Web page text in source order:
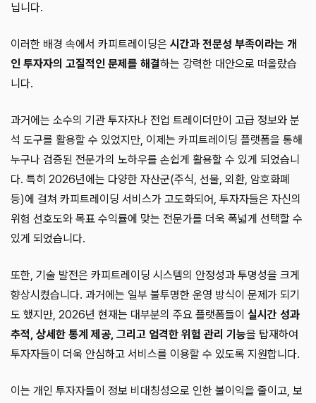
닙니다.
이러한 배경 속에서 카피트레이딩은 시간과 전문성 부족이라는 개
인 투자자의 고질적인 문제를 해결하는 강력한 대안으로 떠올랐습
니다.
과거에는 소수의 기관 투자자나 전업 트레이더만이 고급 정보와 분
석 도구를 활용할 수 있었지만, 이제는 카피트레이딩 플랫폼을 통해
누구나 검증된 전문가의 노하우를 손쉽게 활용할 수 있게 되었습니
다. 특히 2026년에는 다양한 자산군(주식, 선물, 외환, 암호화폐
등)에 걸쳐 카피트레이딩 서비스가 고도화되어, 투자자들은 자신의
위험 선호도와 목표 수익률에 맞는 전문가를 더욱 폭넓게 선택할 수
있게 되었습니다.
또한, 기술 발전은 카피트레이딩 시스템의 안정성과 투명성을 크게
향상시켰습니다. 과거에는 일부 불투명한 운영 방식이 문제가 되기
도 했지만, 2026년 현재는 대부분의 주요 플랫폼들이 실시간 성과
추적, 상세한 통계 제공, 그리고 엄격한 위험 관리 기능을 탑재하여
투자자들이 더욱 안심하고 서비스를 이용할 수 있도록 지원합니다.
이는 개인 투자자들이 정보 비대칭성으로 인한 불이익을 줄이고, 보